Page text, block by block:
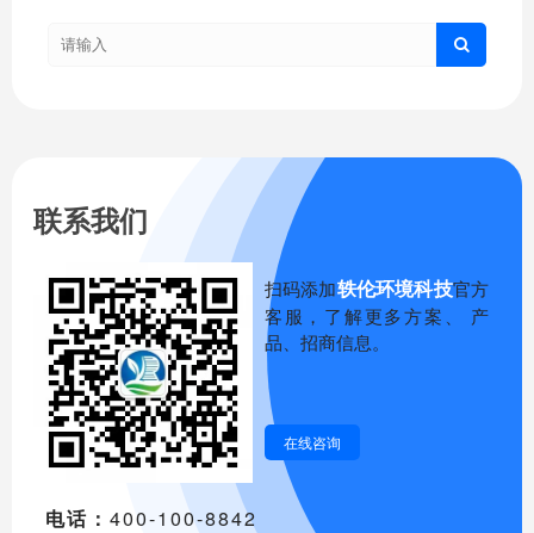
联系我们
扫码添加轶伦环境科技官方
客服，了解更多方案、 产
品、招商信息。
在线咨询
电话： 400-100-8842